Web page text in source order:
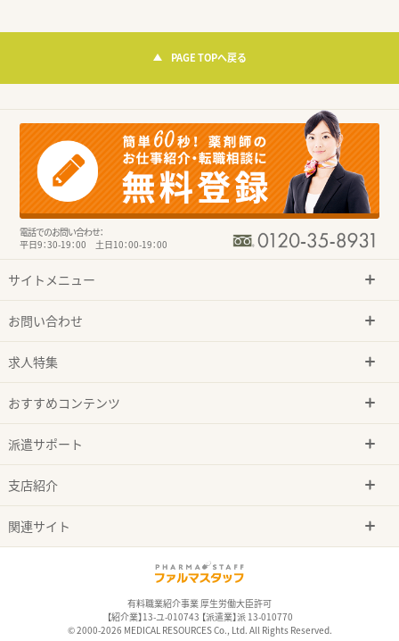
PAGE TOPへ戻る
電話でのお問い合わせ：
平日9：30-19：00 土日10：00-19：00
サイトメニュー
お問い合わせ
求人特集
おすすめコンテンツ
派遣サポート
支店紹介
関連サイト
有料職業紹介事業 厚生労働大臣許可
【紹介業】13-ユ-010743 【派遣業】派 13-010770
© 2000-2026 MEDICAL RESOURCES Co., Ltd. All Rights Reserved.